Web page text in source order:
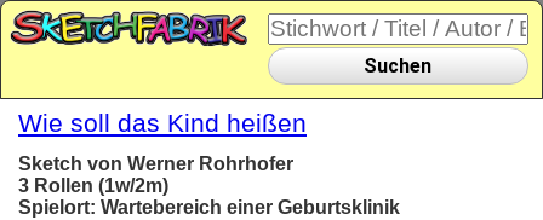
Suchen
Wie soll das Kind heißen
Sketch von Werner Rohrhofer
3 Rollen (1w/2m)
Spielort: Wartebereich einer Geburtsklinik